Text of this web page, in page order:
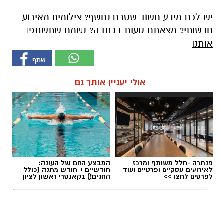
יש לכם מידע חשוב שטרם נחשף? צילומים מאירוע
חדשותי? מצאתם טעות בכתבה? נשמח שתשתפו
אותנו
אולי יעניין אותך גם
פנתרה -חלל משותף ומרכז
לאירועים עסקיים ופרטיים ועוד
לפרטים לחצו >>
המבצע החם של העונה:
חודשיים + חודש מתנה (כולל
החגים!) בקאנטרי ראשון לציון